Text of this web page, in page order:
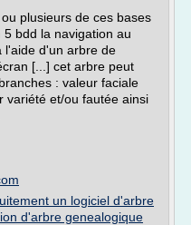
plusieurs de ces bases
bdd la navigation au
l'aide d'un arbre de
[...] cet arbre peut
: valeur faciale
variété et/ou fautée ainsi
un logiciel d'arbre
d'arbre genealogique